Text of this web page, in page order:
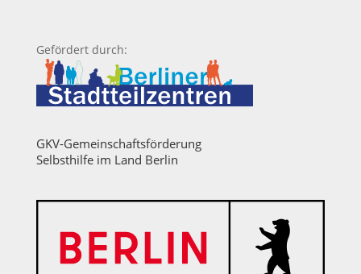
Gefördert durch:
GKV-Gemeinschaftsförderung
Selbsthilfe im Land Berlin